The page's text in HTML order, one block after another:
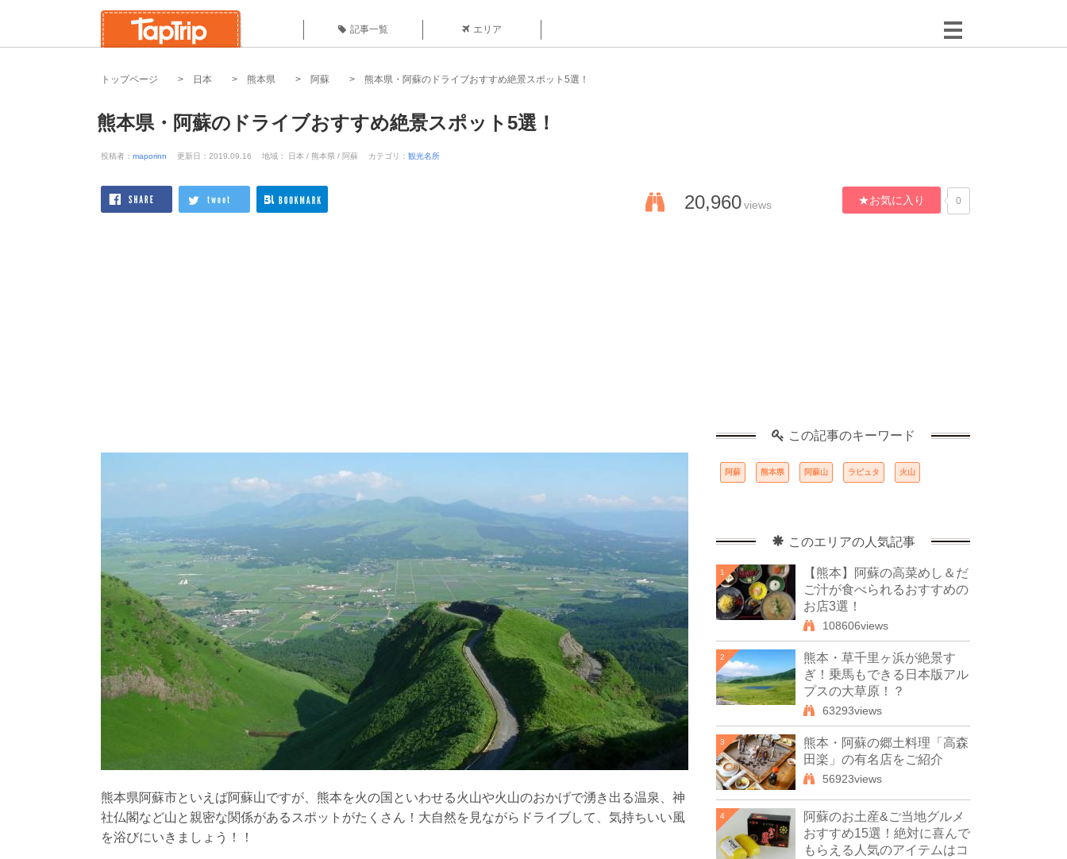
記事一覧 エリア
トップページ 日本 熊本県 阿蘇 熊本県・阿蘇のドライブおすすめ絶景スポット5選！
熊本県・阿蘇のドライブおすすめ絶景スポット5選！
投稿者： maporinn 更新日：2019.09.16 地域： 日本 / 熊本県 / 阿蘇 カテゴリ： 観光名所
20,960views ★お気に入り 0
熊本県阿蘇市といえば阿蘇山ですが、熊本を火の国といわせる火山や火山のおかげで湧き出る温泉、神
社仏閣など山と親密な関係があるスポットがたくさん！大自然を見ながらドライブして、気持ちいい風
を浴びにいきましょう！！
この記事のキーワード
阿蘇 熊本県 阿蘇山 ラピュタ 火山
このエリアの人気記事
1
【熊本】阿蘇の高菜めし＆だ
ご汁が食べられるおすすめの
お店3選！
108606views
2
熊本・草千里ヶ浜が絶景す
ぎ！乗馬もできる日本版アル
プスの大草原！？
63293views
3
熊本・阿蘇の郷土料理「高森
田楽」の有名店をご紹介
56923views
4
阿蘇のお土産&ご当地グルメ
おすすめ15選！絶対に喜んで
もらえる人気のアイテムはコ